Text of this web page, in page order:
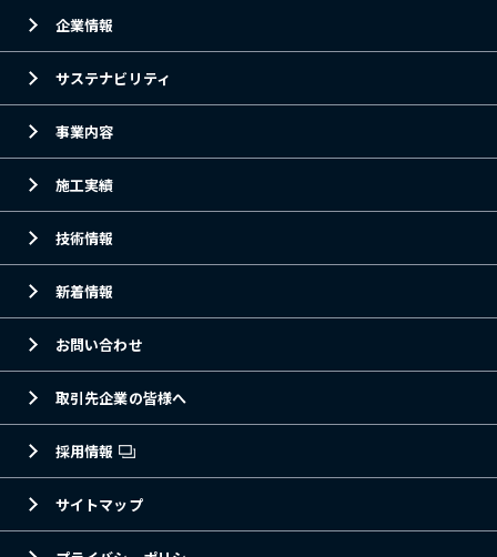
企業情報
サステナビリティ
事業内容
施工実績
技術情報
新着情報
お問い合わせ
取引先企業の皆様へ
採用情報
サイトマップ